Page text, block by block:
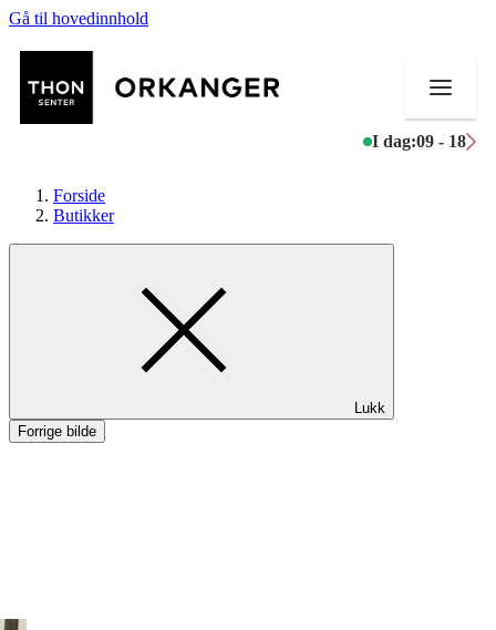
Gå til hovedinnhold
I dag:09 - 18
Mat og drikke
Aktiviteter
Forside
Butikker
Lukk
Forrige bilde